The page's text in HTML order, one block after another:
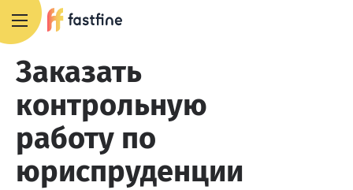
Заказать
контрольную
работу по
юриспруденции